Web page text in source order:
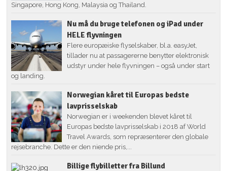
Singapore, Hong Kong, Malaysia og Thailand.
Nu må du bruge telefonen og iPad under
HELE flyvningen
Flere europæiske flyselskaber, bl.a. easyJet,
tillader nu at passagererne benytter elektronisk
udstyr under hele flyvningen – også under start
og landing.
Norwegian kåret til Europas bedste
lavprisselskab
Norwegian er i weekenden blevet kåret til
Europas bedste lavprisselskab i 2018 af World
Travel Awards, som repræsenterer den globale
rejsebranche. Dette er den niende pris,...
Billige flybilletter fra Billund